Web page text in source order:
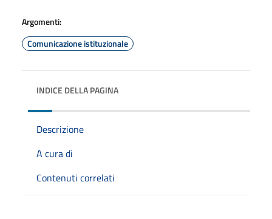
Argomenti:
Comunicazione istituzionale
INDICE DELLA PAGINA
Descrizione
A cura di
Contenuti correlati